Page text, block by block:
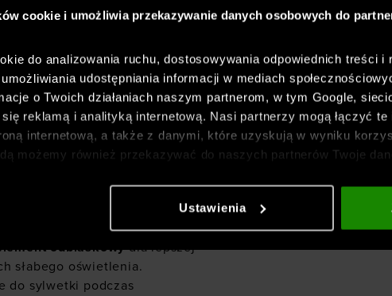
cookie i umożliwia przekazywanie danych osobowych do
do analizowania ruchu, dostosowywania odpowiednich treści i
udostępniania informacji w mediach
o Twoich działaniach naszym partnerom, w tym Google,
reklamą i analityką internetową. Nasi partnerzy mogą łączyć
internetową, a także z danymi, które uzyskują w wyniku
możemy również przekazywać do naszych partnerów Twoje
Szczegółowe informacje znajdziesz w naszej
Polityce
Ustawienia
zapachów i zapewniają
Armour
rozwiązaniami:
w pasie
Na nogawce
do wewnętrznej regulacji w
odprowadza pot i
odblaskowydla lepszej
słabego oświetlenia.
do sylwetki podczas